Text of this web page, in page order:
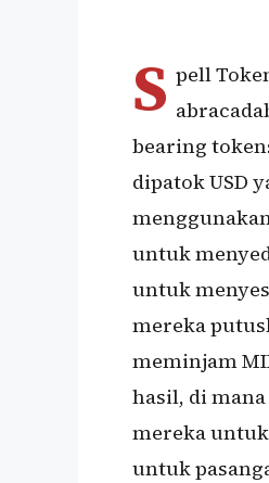
S pell
bearing
dipatok USD
untuk
untuk
mereka
meminjam
hasil, di
mereka
untuk